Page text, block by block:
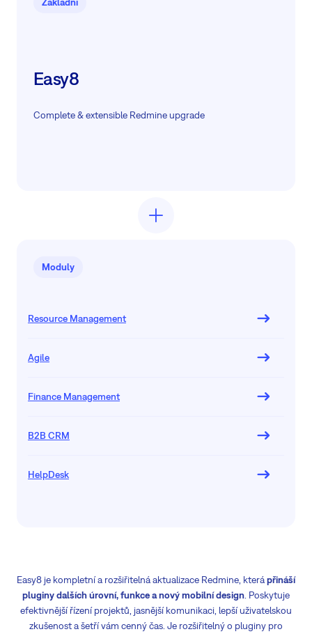
Easy8
Complete & extensible Redmine upgrade
Moduly
Resource Management
Agile
Finance Management
B2B CRM
HelpDesk
Easy8 je kompletní a rozšiřitelná aktualizace Redmine, kterápřináší
pluginy dalších úrovní, funkce a nový mobilní design . Poskytuje
efektivnější řízení projektů, jasnější komunikaci, lepší uživatelskou
zkušenost a šetří vám cenný čas. Je rozšiřitelný o pluginy pro